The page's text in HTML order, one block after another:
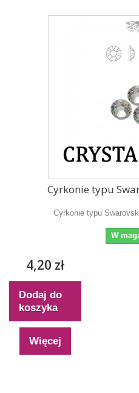
Cyrkonie typu
Cyrkonie typu
W
4,20 zł
Dodaj do
koszyka
Więcej